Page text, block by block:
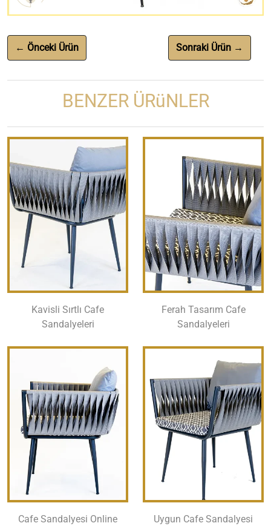
← Önceki Ürün Sonraki Ürün →
BENZER ÜRüNLER
Kavisli Sırtlı Cafe
Sandalyeleri
Ferah Tasarım Cafe
Sandalyeleri
Cafe Sandalyesi Online
Uygun Cafe Sandalyesi